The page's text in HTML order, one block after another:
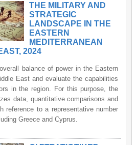
THE MILITARY AND
STRATEGIC
LANDSCAPE IN THE
EASTERN
MEDITERRANEAN
2024
balance of power in the Eastern
East and evaluate the capabilities
in the region. For this purpose, the
data, quantitative comparisons and
reference to a representative number
Greece and Cyprus.